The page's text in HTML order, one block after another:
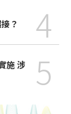
？ 4
施 涉
5